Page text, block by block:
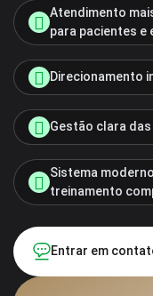
Atendimento
para pacientes e
Direcionamento
Gestão clara
Sistema
treinamento
Entrar em